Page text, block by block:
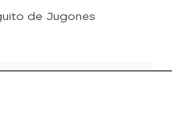
de Jugones